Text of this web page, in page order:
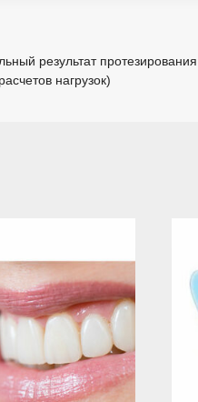
результат
нагрузок)